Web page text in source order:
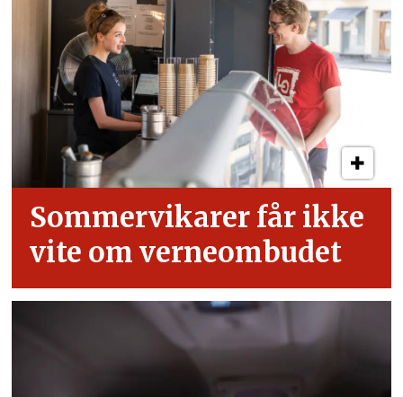
Sommervikarer får ikke
vite om verneombudet